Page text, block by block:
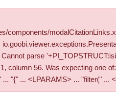
components/
parse
column 56. Was expecting one
"{" ... <LPARAMS> ... "filter(" ...